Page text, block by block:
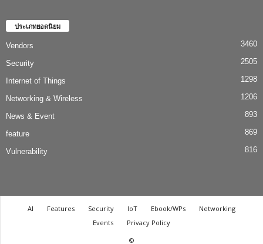
ประเภทยอดนิยม
Vendors 3460
Security 2505
Internet of Things 1298
Networking & Wireless 1206
News & Event 893
feature 869
Vulnerability 816
AI Features Security IoT Ebook/WPs
Networking
Events
Privacy Policy
©